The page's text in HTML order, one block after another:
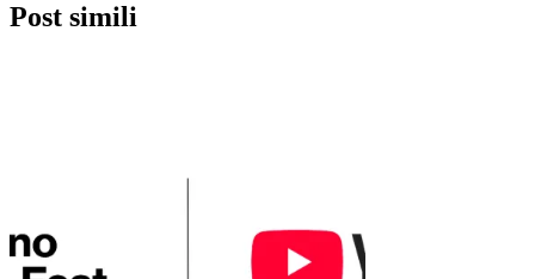
Post simili